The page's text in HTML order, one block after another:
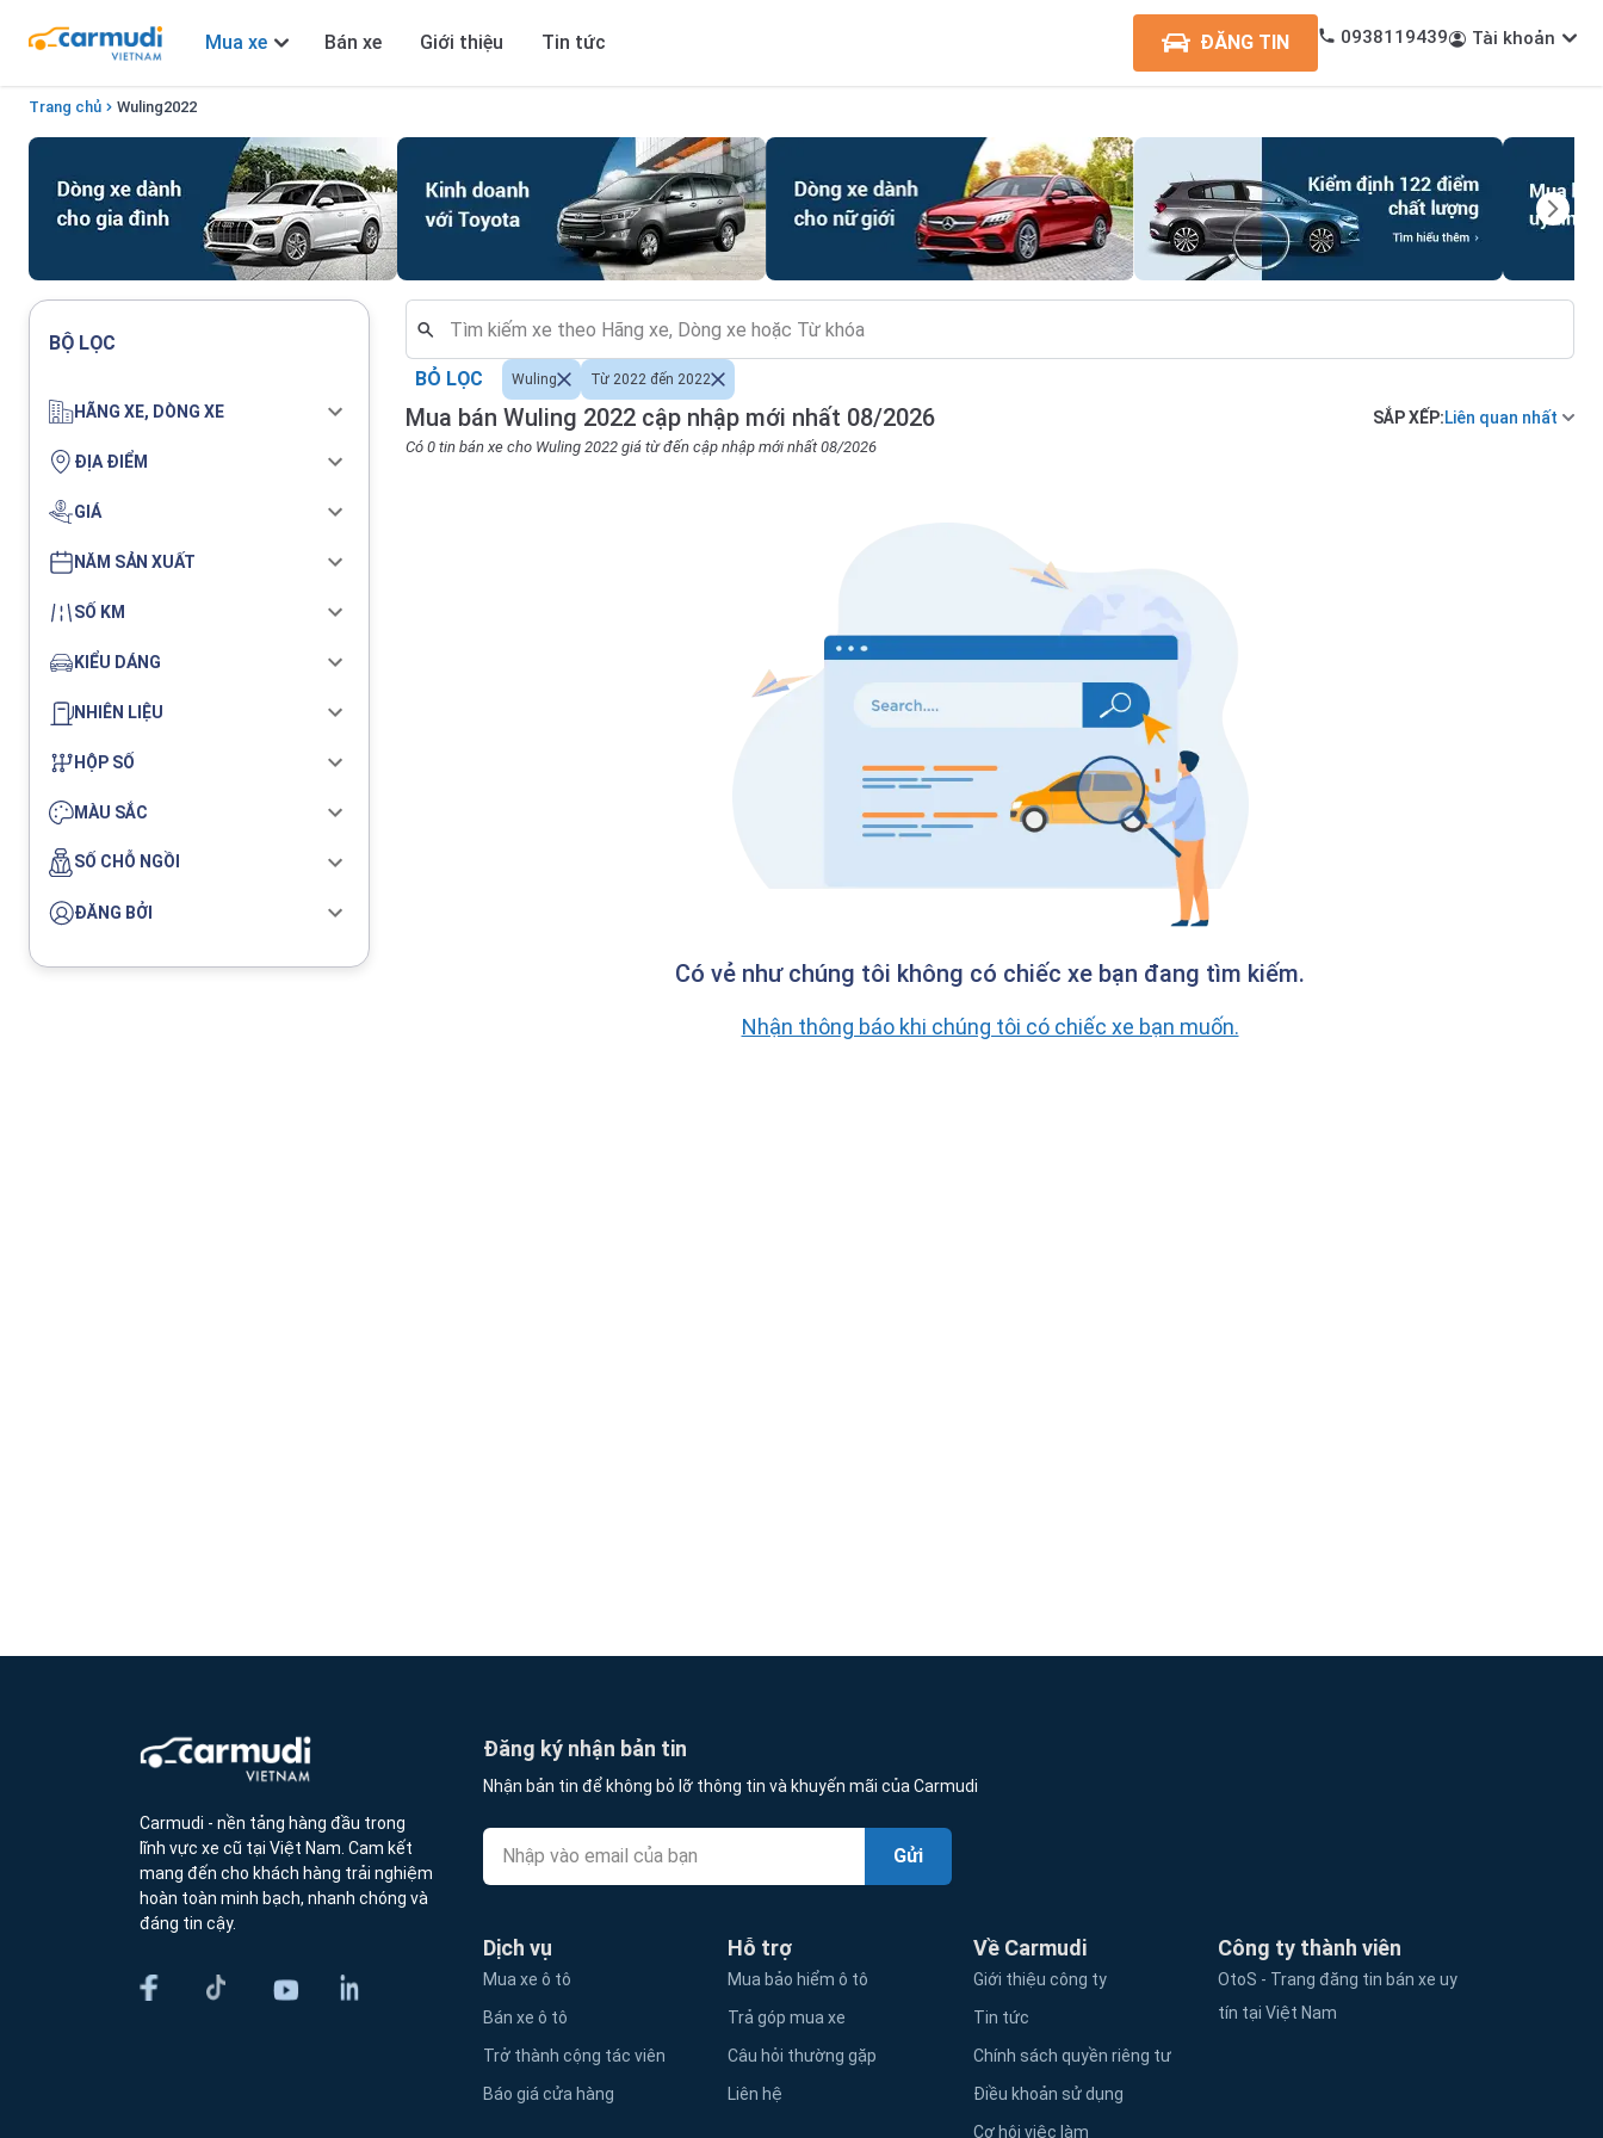
Mua xe Bán xe Giới thiệu Tin tức ĐĂNG TIN 0938119439 Tài khoản
Trang chủ Wuling2022
BỘ LỌC
HÃNG XE, DÒNG XE
ĐỊA ĐIỂM
GIÁ
NĂM SẢN XUẤT
SỐ KM
KIỂU DÁNG
NHIÊN LIỆU
HỘP SỐ
MÀU SẮC
SỐ CHỖ NGỒI
ĐĂNG BỞI
Mua bán Wuling 2022 cập nhập mới nhất 08/2026 SẮP XẾP:Liên quan nhất
Có 0 tin bán xe cho Wuling 2022 giá từ đến cập nhập mới nhất 08/2026
BỎ LỌC Wuling Từ 2022 đến 2022
Có vẻ như chúng tôi không có chiếc xe bạn đang tìm kiếm.
Nhận thông báo khi chúng tôi có chiếc xe bạn muốn.
Carmudi - nền tảng hàng đầu trong
lĩnh vực xe cũ tại Việt Nam. Cam kết
mang đến cho khách hàng trải nghiệm
hoàn toàn minh bạch, nhanh chóng và
đáng tin cậy.
Đăng ký nhận bản tin
Nhận bản tin để không bỏ lỡ thông tin và khuyến mãi của Carmudi
Gửi
Dịch vụ
Mua xe ô tô
Bán xe ô tô
Trở thành cộng tác viên
Báo giá cửa hàng
Hỗ trợ
Mua bảo hiểm ô tô
Trả góp mua xe
Câu hỏi thường gặp
Liên hệ
Về Carmudi
Giới thiệu công ty
Tin tức
Chính sách quyền riêng tư
Điều khoản sử dụng
Cơ hội việc làm
Công ty thành viên
OtoS - Trang đăng tin bán xe uy
tín tại Việt Nam